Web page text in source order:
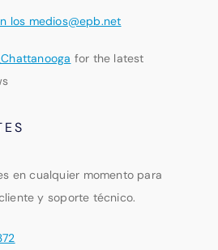
los medios@epb.net
for the latest
en cualquier momento para
y soporte técnico.